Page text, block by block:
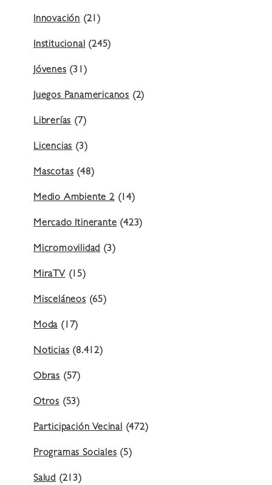
Innovación (21)
Institucional(245)
Jóvenes(31)
Juegos Panamericanos (2)
Librerías(7)
Licencias(3)
Mascotas(48)
Medio Ambiente 2(14)
Mercado Itinerante(423)
Micromovilidad(3)
MiraTV(15)
Misceláneos(65)
Moda(17)
Noticias(8.412)
Obras (57)
Otros (53)
Participación Vecinal(472)
Programas Sociales(5)
Salud (213)